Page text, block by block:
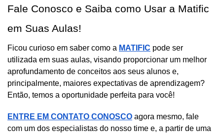
Fale Conosco e Saiba como Usar a Matific
em Suas Aulas!
Ficou curioso em saber como a MATIFIC pode ser
utilizada em suas aulas, visando proporcionar um melhor
aprofundamento de conceitos aos seus alunos e,
principalmente, maiores expectativas de aprendizagem?
Então, temos a oportunidade perfeita para você!
ENTRE EM CONTATO CONOSCO agora mesmo, fale
com um dos especialistas do nosso time e, a partir de uma